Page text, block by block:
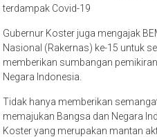
terdampak Covid-19
Gubernur Koster juga mengajak
Nasional (Rakernas) ke-15 untuk
memberikan sumbangan
Negara Indonesia.
Tidak hanya memberikan
memajukan Bangsa dan Negara
Koster yang merupakan mantan